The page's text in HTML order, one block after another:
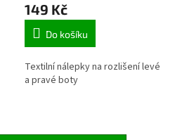
149 Kč
Do košíku
Textilní nálepky na rozlišení levé
a pravé boty